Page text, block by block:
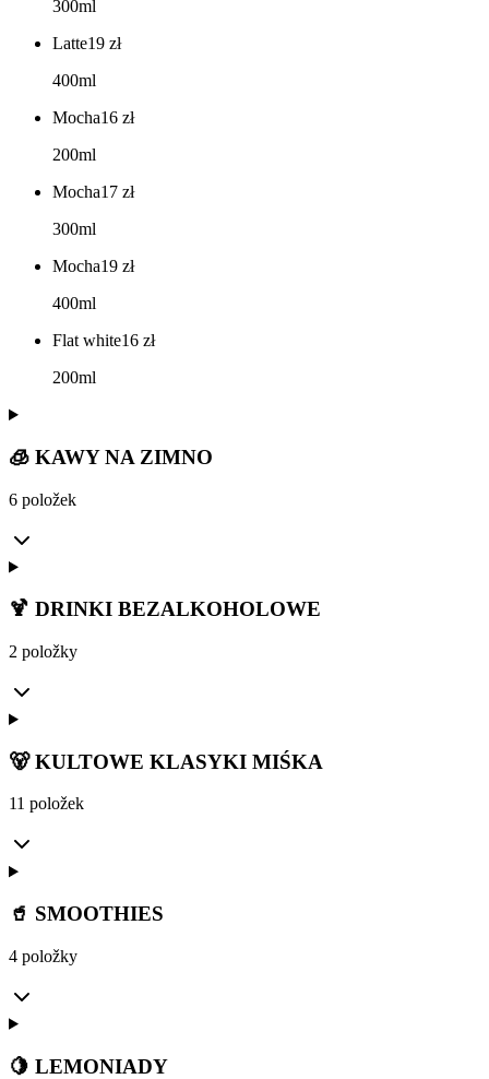
300ml
Latte19 zł
400ml
Mocha16 zł
200ml
Mocha17 zł
300ml
Mocha19 zł
400ml
Flat white16 zł
200ml
🧊 KAWY NA ZIMNO
6 položek
🍹 DRINKI BEZALKOHOLOWE
2 položky
🐻 KULTOWE KLASYKI MIŚKA
11 položek
🥤 SMOOTHIES
4 položky
🍋 LEMONIADY